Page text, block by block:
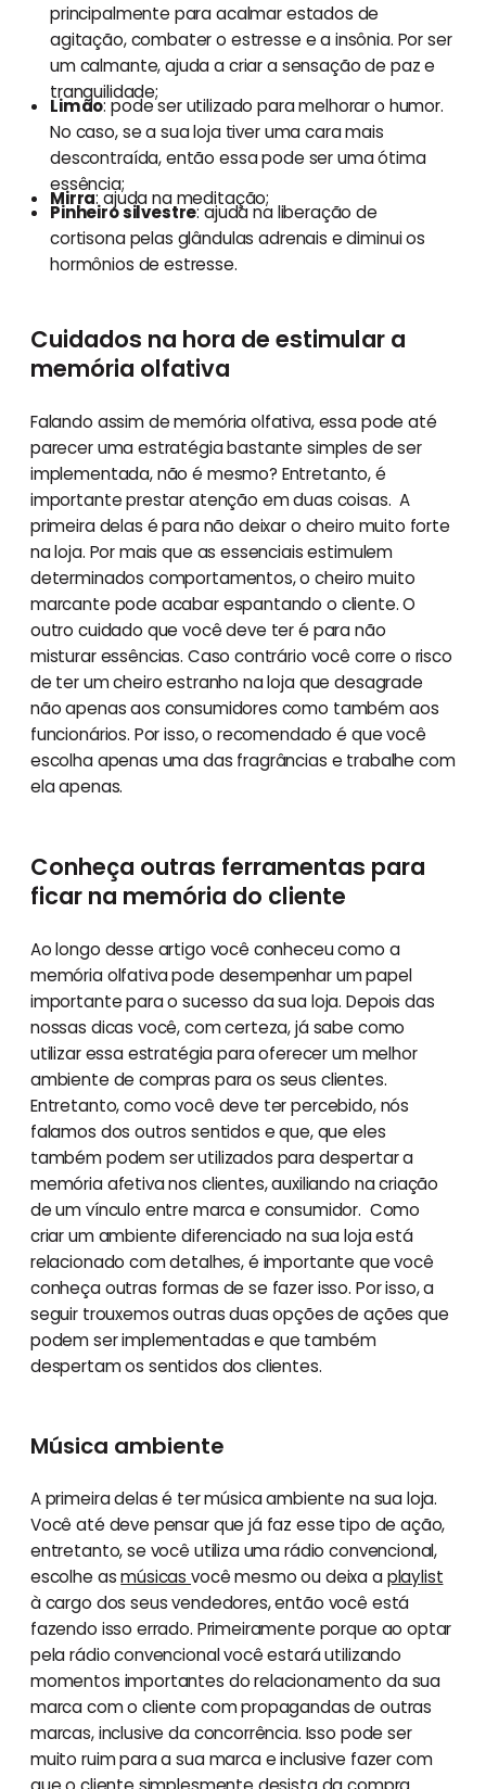
principalmente para acalmar estados de
agitação, combater o estresse e a insônia. Por ser
um calmante, ajuda a criar a sensação de paz e
tranquilidade;
Limão: pode ser utilizado para melhorar o humor.
No caso, se a sua loja tiver uma cara mais
descontraída, então essa pode ser uma ótima
essência;
Mirra: ajuda na meditação;
Pinheiro silvestre: ajuda na liberação de
cortisona pelas glândulas adrenais e diminui os
hormônios de estresse.
Cuidados na hora de estimular a
memória olfativa
Falando assim de memória olfativa, essa pode até
parecer uma estratégia bastante simples de ser
implementada, não é mesmo? Entretanto, é
importante prestar atenção em duas coisas. A
primeira delas é para não deixar o cheiro muito forte
na loja. Por mais que as essenciais estimulem
determinados comportamentos, o cheiro muito
marcante pode acabar espantando o cliente. O
outro cuidado que você deve ter é para não
misturar essências. Caso contrário você corre o risco
de ter um cheiro estranho na loja que desagrade
não apenas aos consumidores como também aos
funcionários. Por isso, o recomendado é que você
escolha apenas uma das fragrâncias e trabalhe com
ela apenas.
Conheça outras ferramentas para
ficar na memória do cliente
Ao longo desse artigo você conheceu como a
memória olfativa pode desempenhar um papel
importante para o sucesso da sua loja. Depois das
nossas dicas você, com certeza, já sabe como
utilizar essa estratégia para oferecer um melhor
ambiente de compras para os seus clientes.
Entretanto, como você deve ter percebido, nós
falamos dos outros sentidos e que, que eles
também podem ser utilizados para despertar a
memória afetiva nos clientes, auxiliando na criação
de um vínculo entre marca e consumidor. Como
criar um ambiente diferenciado na sua loja está
relacionado com detalhes, é importante que você
conheça outras formas de se fazer isso. Por isso, a
seguir trouxemos outras duas opções de ações que
podem ser implementadas e que também
despertam os sentidos dos clientes.
Música ambiente
A primeira delas é ter música ambiente na sua loja.
Você até deve pensar que já faz esse tipo de ação,
entretanto, se você utiliza uma rádio convencional,
escolhe asmúsicasvocê mesmo ou deixa aplaylist
à cargo dos seus vendedores, então você está
fazendo isso errado. Primeiramente porque ao optar
pela rádio convencional você estará utilizando
momentos importantes do relacionamento da sua
marca com o cliente com propagandas de outras
marcas, inclusive da concorrência. Isso pode ser
muito ruim para a sua marca e inclusive fazer com